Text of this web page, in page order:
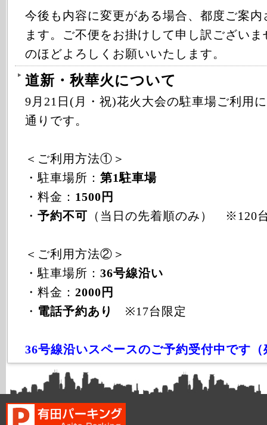
今後も内容に変更がある場合、都度ご案
ます。ご不便をお掛けして申し訳ござい
のほどよろしくお願いいたします。
道新・秋華火について
9月21日(月・祝)花火大会の駐車場ご利用
通りです。
＜ご利用方法①＞
・駐車場所： 第1駐車場
・料金： 1500円
・ 予約不可 （当日の先着順のみ） ※120
＜ご利用方法②＞
・駐車場所： 36号線沿い
・料金： 2000円
・ 電話予約あり ※17台限定
36号線沿いスペースのご予約受付中です